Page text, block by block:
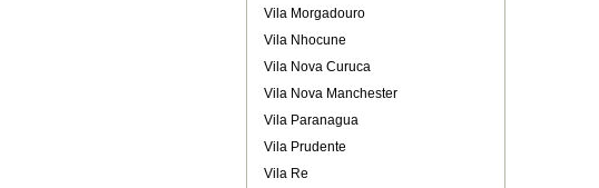
Vila Morgadouro
Vila Nhocune
Vila Nova Curuca
Vila Nova Manchester
Vila Paranagua
Vila Prudente
Vila Re